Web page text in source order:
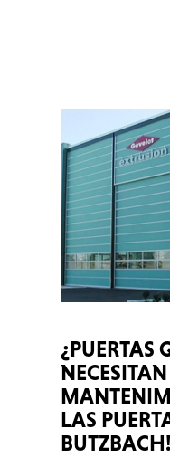
¿PUERTAS
NECESITAN
LAS
BUTZBACH!